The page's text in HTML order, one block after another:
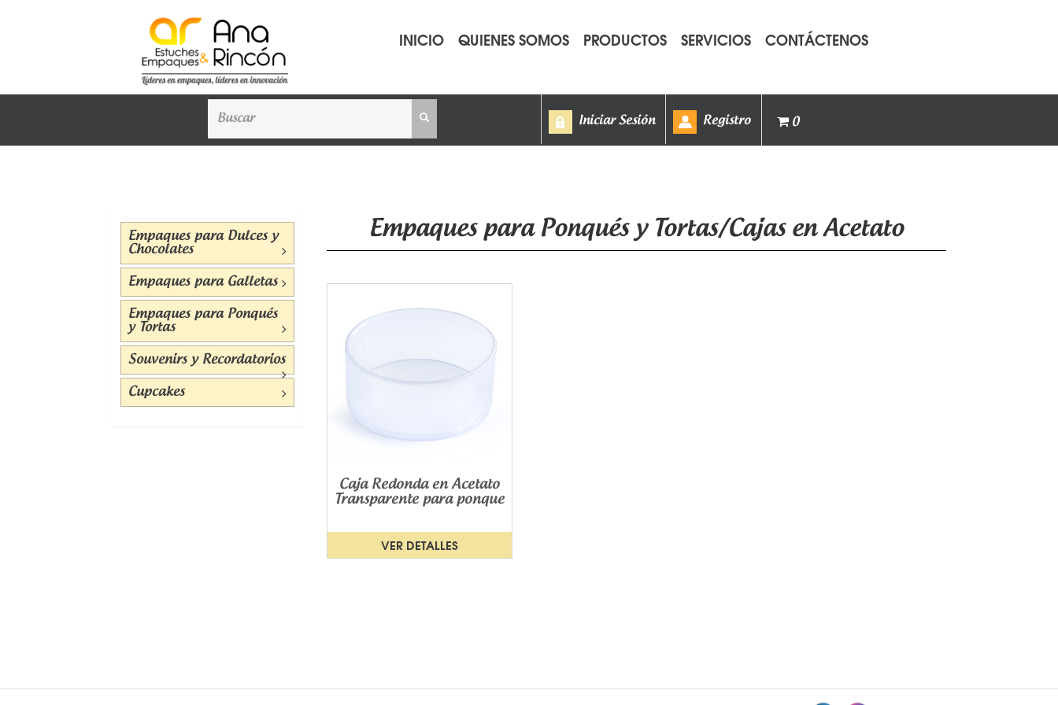
INICIO QUIENES SOMOS PRODUCTOS SERVICIOS CONTÁCTENOS
Iniciar Sesión Registro 0
Empaques para Dulces y
Chocolates
Empaques para Galletas
Empaques para Ponqués
y Tortas
Souvenirs y Recordatorios
Cupcakes
Empaques para Ponqués y Tortas/Cajas en Acetato
Caja Redonda en Acetato
Transparente para ponque
VER DETALLES